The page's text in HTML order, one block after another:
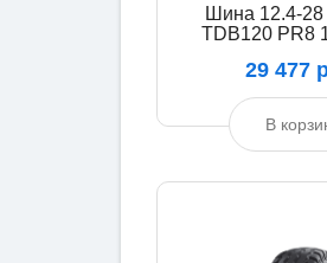
Шина 12.4-28
TDB120 PR8
29 477
В